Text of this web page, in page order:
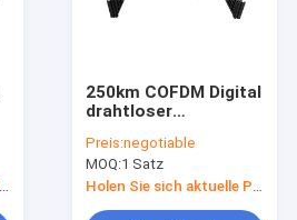
250km COFDM Digital
drahtloser
AES-Verschlüsselung
80 Watt-Energie
Preis:negotiable
MOQ:1 Satz